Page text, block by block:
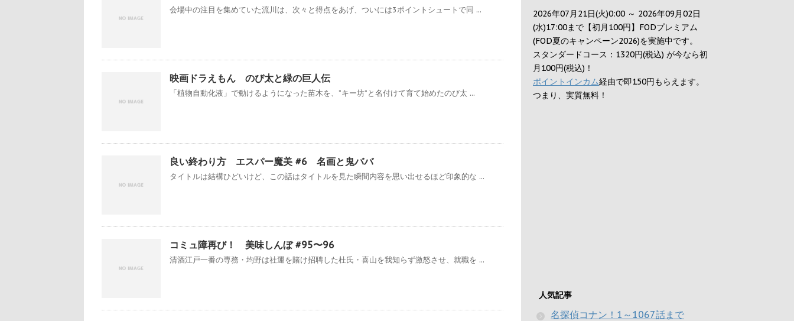
会場中の注目を集めていた流川は、次々と得点をあげ、ついには3ポイントシュートで同 ...
映画ドラえもん のび太と緑の巨人伝
「植物自動化液」で動けるようになった苗木を、“キー坊”と名付けて育て始めたのび太 ...
良い終わり方 エスパー魔美 #6 名画と鬼ババ
タイトルは結構ひどいけど、この話はタイトルを見た瞬間内容を思い出せるほど印象的な ...
コミュ障再び！ 美味しんぼ #95〜96
清酒江戸一番の専務・均野は社運を賭け招聘した杜氏・喜山を我知らず激怒させ、就職を ...
2026年07月21日(火)0:00 ～ 2026年09月02日
(水)17:00まで【初月100円】FODプレミアム
(FOD夏のキャンペーン2026)を実施中です。
スタンダードコース：1320円(税込) が今なら初
月100円(税込)！
ポイントインカム経由で即150円もらえます。
つまり、実質無料！
人気記事
名探偵コナン！1～1067話まで